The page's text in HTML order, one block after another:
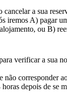
cancelar a sua
iremos A) pagar
ou B)
verificar a sua
não corresponder
depois de se